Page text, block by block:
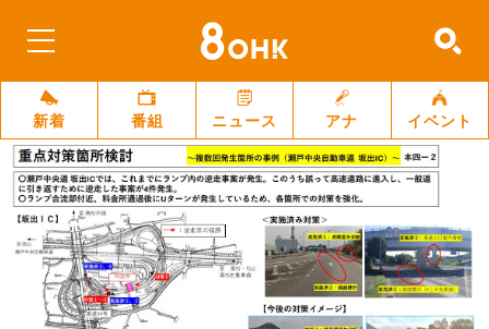
新着 番組 ニュース アナ イベント